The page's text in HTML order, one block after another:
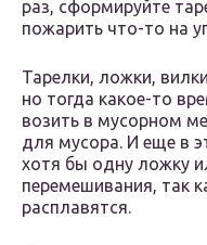
раз, сформируйте
пожарить что-то на
Тарелки, ложки,
но тогда какое-то
возить в мусорном
для мусора. И еще в
хотя бы одну ложку
перемешивания, так
расплавятся.